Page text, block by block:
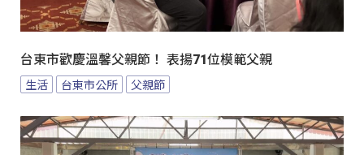
台東市歡慶溫馨父親節！ 表揚71位模範父親
生活 台東市公所 父親節